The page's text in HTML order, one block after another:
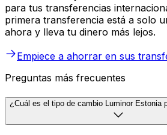
para tus transferencias
primera transferencia está a solo
ahora y lleva tu dinero más lejos.
Empiece a ahorrar en sus
Preguntas más frecuentes
¿Cuál es el tipo de cambio Luminor Estonia